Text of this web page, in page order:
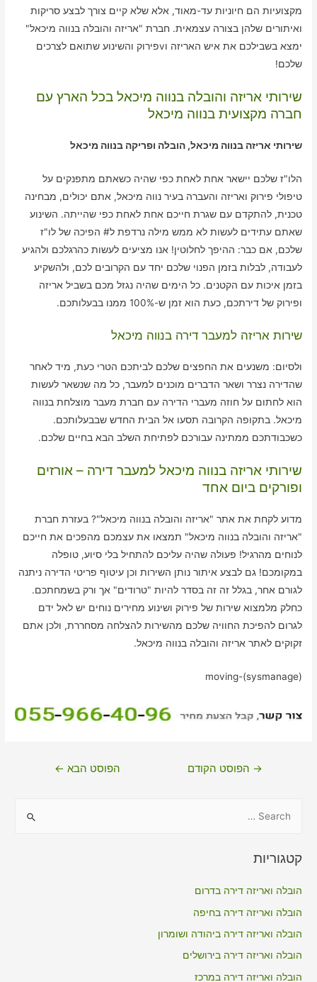
מקצועיות הם חיוניות עד-מאוד, אלא שלא קיים צורך לבצע סריקות
ואיתורים שלהן בצורה עצמאית. חברת "אריזה והובלה בנווה מיכאל"
ימצא בשבילכם את איש האריזה וvפירוק והשינוע שתואם לצרכים
שלכם!
שירותי אריזה והובלה בנווה מיכאל בכל הארץ עם
חברה מקצועית בנווה מיכאל
שירותי אריזה בנווה מיכאל, הובלה ופריקה בנווה מיכאל
הלו"ז שלכם יישאר אחת לאחת כפי שהיה כשאתם מתפנקים על
טיפולי פירוק ואריזה והעברה בעיר נווה מיכאל, אתם יכולים, מבחינה
טכנית, להתקדם עם שגרת חייכם אחת לאחת כפי שהייתה. השינוע
שאתם עתידים לעשות לא ממש מילה נרדפת ל# הפיכה של לו"ז
שלכם, אם כבר: ההיפך לחלוטין! אנו מציעים לעשות כהרגלכם ולהגיע
לעבודה, לבלות בזמן הפנוי שלכם יחד עם הקרובים לכם, ולהשקיע
בזמן איכות עם הקטנים. כל הימים שהיה נגזל מכם בשביל אריזה
ופירוק של דירתכם, כעת הוא זמן ש-100% ממנו בבעלותכם.
שירות אריזה למעבר דירה בנווה מיכאל
ולסיום: משנעים את החפצים שלכם לביתכם הטרי כעת, מיד לאחר
שהדירה נצרר ושאר הדברים מוכנים למעבר, כל מה שנשאר לעשות
הוא לחתום על חוזה מעברי הדירה עם חברת מעבר מוצלחת בנווה
מיכאל. בתקופה הקרובה תסעו אל הבית החדש שבבעלותכם.
כשכבודתכם ממתינה עבורכם לפתיחת השלב הבא בחיים שלכם.
שירותי אריזה בנווה מיכאל למעבר דירה – אורזים
ופורקים ביום אחד
מדוע לקחת את אתר "אריזה והובלה בנווה מיכאל"? בעזרת חברת
"אריזה והובלה בנווה מיכאל" תמצאו את עצמכם מהפכים את חייכם
לנוחים מהרגיל! פעולה שהיה עליכם להתחיל בלי סיוע, טופלה
במקומכם! גם לבצע איתור נותן השירות וכן עיטוף פריטי הדירה ניתנה
לגורם אחר, בגלל זה זה בסדר להיות "טרודים" אך ורק בשמחתכם.
כחלק מלמצוא שירות של פירוק ושינוע מחירים נוחים יש לאל ידם
לגרום להפיכת החוויה שלכם מהשירות להצלחה מסחררת, ולכן אתם
זקוקים לאתר אריזה והובלה בנווה מיכאל.
moving-(sysmanage)
ניווט→ הפוסט הקודם הפוסט הבא ←
r
o
r
:
קטגוריות
הובלה ואריזה דירה בדרום
הובלה ואריזה דירה בחיפה
הובלה ואריזה דירה ביהודה ושומרון
הובלה ואריזה דירה בירושלים
הובלה ואריזה דירה במרכז